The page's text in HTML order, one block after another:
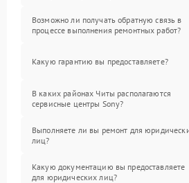
Возможно ли получать обратную связь в
процессе выполнения ремонтных работ?
Какую гарантию вы предоставляете?
В каких районах Читы располагаются
сервисные центры Sony?
Выполняете ли вы ремонт для
лиц?
Какую документацию вы предоставляете
для юридических лиц?